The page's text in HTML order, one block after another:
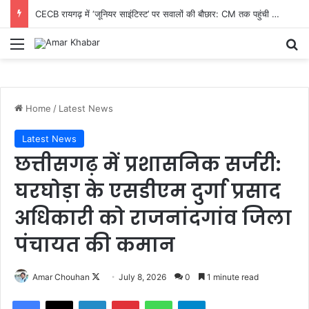
CECB रायगढ़ में ‘जूनियर साइंटिस्ट’ पर सवालों की बौछार: CM तक पहुंची शिकायत, निष्पक्ष जांच और तबादले की मांग तेज
Menu
Home / Latest News
Latest News
छत्तीसगढ़ में प्रशासनिक सर्जरी:
घरघोड़ा के एसडीएम दुर्गा प्रसाद
अधिकारी को राजनांदगांव जिला
पंचायत की कमान
Amar Chouhan
FollowJuly 8, 2026 0 1 minute read
Facebook
X LinkedInPinterestWhatsAppTelegram